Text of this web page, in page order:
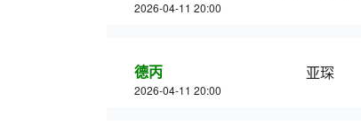
2026-04-11 20:00
德丙
2026-04-11 20:00
亚琛